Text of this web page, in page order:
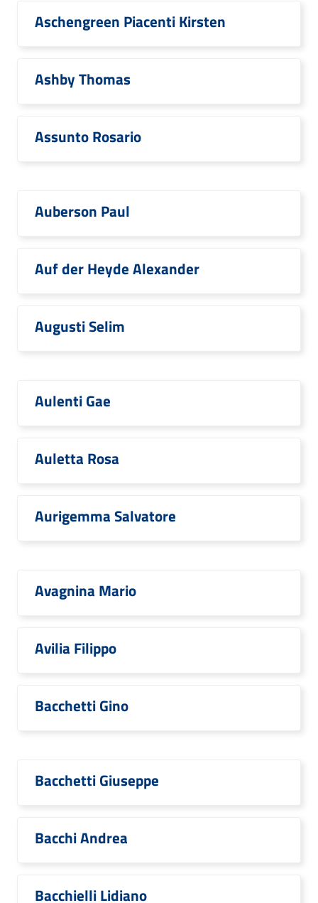
Aschengreen Piacenti Kirsten
Ashby Thomas
Assunto Rosario
Auberson Paul
Auf der Heyde Alexander
Augusti Selim
Aulenti Gae
Auletta Rosa
Aurigemma Salvatore
Avagnina Mario
Avilia Filippo
Bacchetti Gino
Bacchetti Giuseppe
Bacchi Andrea
Bacchielli Lidiano